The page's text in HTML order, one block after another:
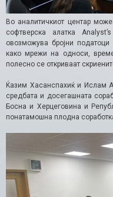
Во аналитичкиот центар
софтверска алатка
овозможува бројни
како мрежи на односи,
полесно се откриваат
Ќазим Хасанспахиќ и Ислам
средбата и досегашната
Босна и Херцеговина и
понатамошна плодна